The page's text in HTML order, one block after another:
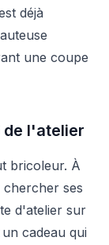
déjà
une coupe
de l'atelier
bricoleur. À
ses
d'atelier sur
cadeau qui